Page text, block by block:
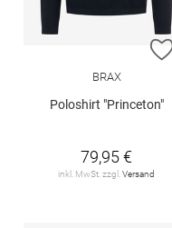
BRAX
Poloshirt "Princeton"
79,95 €
inkl. MwSt. zzgl. Versand